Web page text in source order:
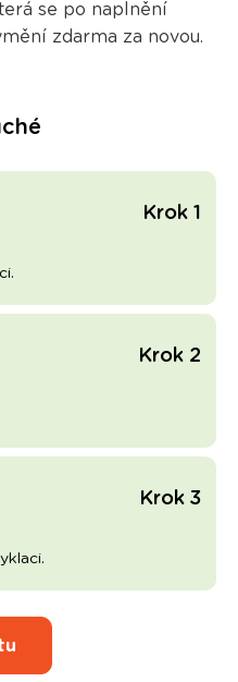
se po naplnění
zdarma za novou.
Krok 1
Krok 2
Krok 3